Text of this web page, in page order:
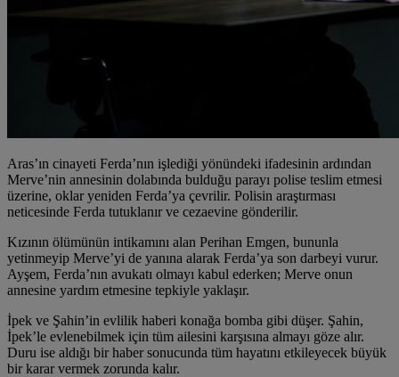
Aras’ın cinayeti Ferda’nın işlediği yönündeki ifadesinin ardından
Merve’nin annesinin dolabında bulduğu parayı polise teslim etmesi
üzerine, oklar yeniden Ferda’ya çevrilir. Polisin araştırması
neticesinde Ferda tutuklanır ve cezaevine gönderilir.
Kızının ölümünün intikamını alan Perihan Emgen, bununla
yetinmeyip Merve’yi de yanına alarak Ferda’ya son darbeyi vurur.
Ayşem, Ferda’nın avukatı olmayı kabul ederken; Merve onun
annesine yardım etmesine tepkiyle yaklaşır.
İpek ve Şahin’in evlilik haberi konağa bomba gibi düşer. Şahin,
İpek’le evlenebilmek için tüm ailesini karşısına almayı göze alır.
Duru ise aldığı bir haber sonucunda tüm hayatını etkileyecek büyük
bir karar vermek zorunda kalır.